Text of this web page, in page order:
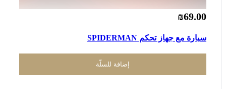
₪69.00
سيارة مع جهاز تحكم SPIDERMAN
إضافة للسلّة